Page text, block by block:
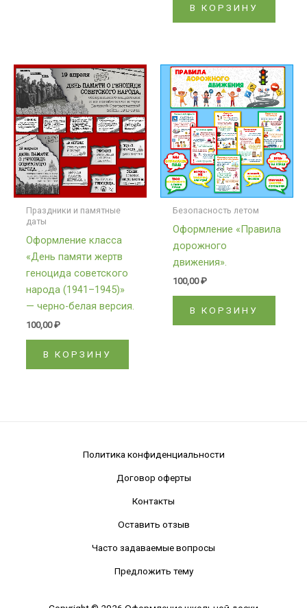
В КОРЗИНУ
Праздники и памятные
даты
Оформление класса
«День памяти жертв
геноцида советского
народа (1941–1945)»
— черно-белая версия.
100,00₽
В КОРЗИНУ
Безопасность летом
Оформление «Правила
дорожного
движения».
100,00₽
В КОРЗИНУ
Политика конфиденциальности
Договор оферты
Контакты
Оставить отзыв
Часто задаваемые вопросы
Предложить тему